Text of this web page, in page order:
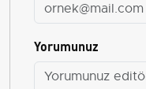
Yorumunuz